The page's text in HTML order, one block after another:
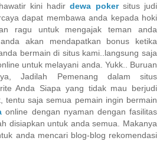
kini hadirdewa pokersitus judi
dapat membawa anda kepada hoki
ragu untuk mengajak teman anda
akan mendapatkan bonus ketika
bermain di situs kami..langsung saja
untuk melayani anda. Yukk.. Buruan
Jadilah Pemenang dalam situs
Anda Siapa yang tidak mau berjudi
tentu saja semua pemain ingin bermain
online dengan nyaman dengan fasilitas
disiapkan untuk anda semua. Makanya
anda mencari blog-blog rekomendasi